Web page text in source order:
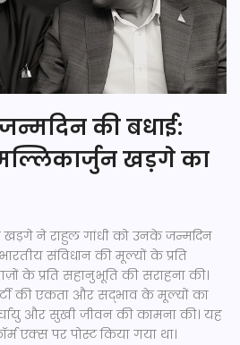
की बधाई:
खड़गे का
खड़गे ने राहुल गांधी को उनके जन्मदिन
संविधान की मूल्यों के प्रति
के प्रति सहानुभूति की सराहना की।
की एकता और सद्भाव के मूल्यों का
और सुखी जीवन की कामना की। यह
एक्स पर पोस्ट किया गया था।